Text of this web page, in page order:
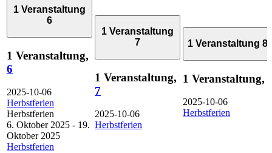
1 Veranstaltung
6
1 Veranstaltung,
6
2025-10-06
Herbstferien
Herbstferien
6. Oktober 2025 - 19.
Oktober 2025
Herbstferien
1 Veranstaltung
7
1 Veranstaltung,
7
2025-10-06
Herbstferien
1 Veranstaltung 8
1 Veranstaltung,
2025-10-06
Herbstferien